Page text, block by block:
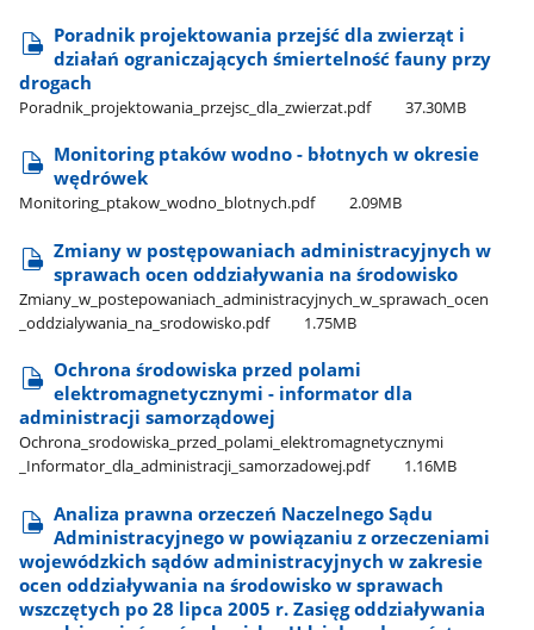
Poradnik projektowania przejść dla zwierząt i
działań ograniczających śmiertelność fauny przy
drogach
Poradnik​_projektowania​_przejsc​_dla​_zwierzat.pdf 37.30MB
Monitoring ptaków wodno - błotnych w okresie
wędrówek
Monitoring​_ptakow​_wodno​_blotnych.pdf 2.09MB
Zmiany w postępowaniach administracyjnych w
sprawach ocen oddziaływania na środowisko
Zmiany​_w​_postepowaniach​_administracyjnych​_w​_sprawach​_ocen​
_oddzialywania​_na​_srodowisko.pdf
1.75MB
Ochrona środowiska przed polami
elektromagnetycznymi - informator dla
administracji samorządowej
Ochrona​_srodowiska​_przed​_polami​_elektromagnetycznymi​
_Informator​_dla​_administracji​_samorzadowej.pdf
1.16MB
Analiza prawna orzeczeń Naczelnego Sądu
Administracyjnego w powiązaniu z orzeczeniami
wojewódzkich sądów administracyjnych w zakresie
ocen oddziaływania na środowisko w sprawach
wszczętych po 28 lipca 2005 r. Zasięg oddziaływania